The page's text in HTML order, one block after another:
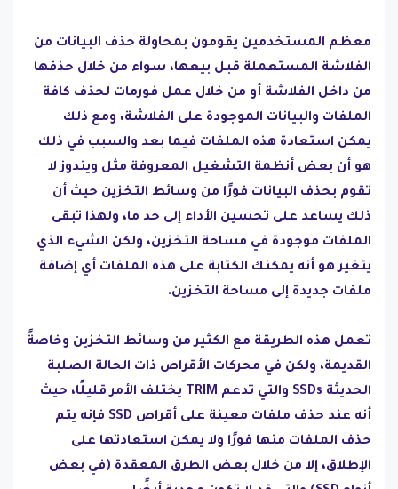
معظم المستخدمين يقومون بمحاولة حذف البيانات من
الفلاشة المستعملة قبل بيعها، سواء من خلال حذفها
من داخل الفلاشة أو من خلال عمل فورمات لحذف كافة
الملفات والبيانات الموجودة على الفلاشة، ومع ذلك
يمكن استعادة هذه الملفات فيما بعد والسبب في ذلك
هو أن بعض أنظمة التشغيل المعروفة مثل ويندوز لا
تقوم بحذف البيانات فورًا من وسائط التخزين حيث أن
ذلك يساعد على تحسين الأداء إلى حد ما، ولهذا تبقى
الملفات موجودة في مساحة التخزين، ولكن الشيء الذي
يتغير هو أنه يمكنك الكتابة على هذه الملفات أي إضافة
ملفات جديدة إلى مساحة التخزين.
تعمل هذه الطريقة مع الكثير من وسائط التخزين وخاصةً
القديمة، ولكن في محركات الأقراص ذات الحالة الصلبة
الحديثة SSDs والتي تدعم TRIM يختلف الأمر قليلًا، حيث
أنه عند حذف ملفات معينة على أقراص SSD فإنه يتم
حذف الملفات منها فورًا ولا يمكن استعادتها على
الإطلاق، إلا من خلال بعض الطرق المعقدة (في بعض